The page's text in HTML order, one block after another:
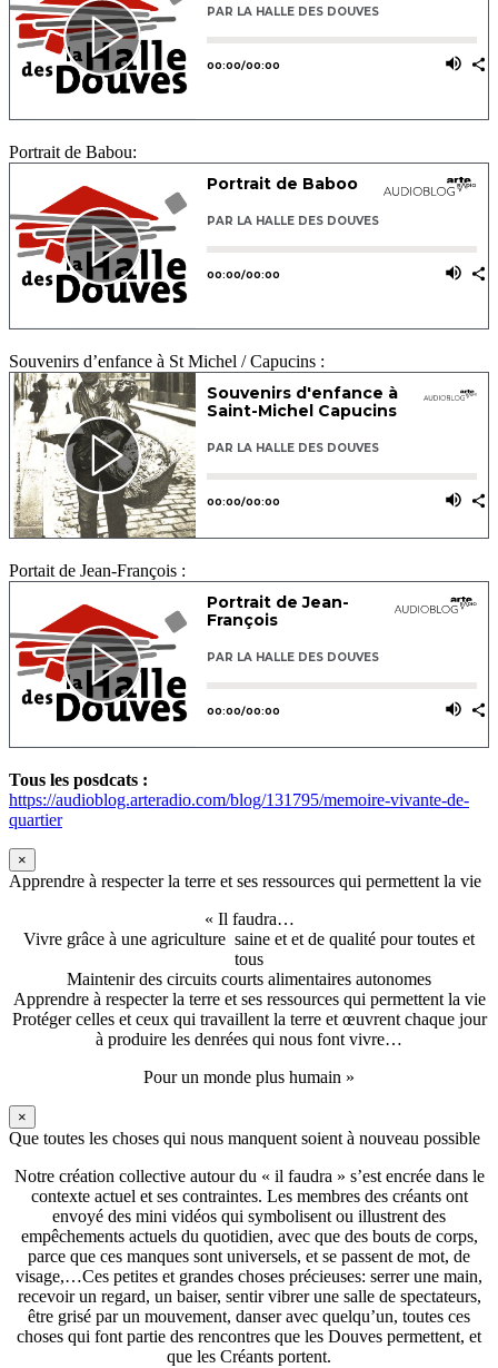
Portrait de Babou:
Souvenirs d’enfance à St Michel / Capucins :
Portait de Jean-François :
Tous les posdcats :
https://audioblog.arteradio.com/blog/131795/memoire-vivante-de-
quartier
×
Apprendre à respecter la terre et ses ressources qui permettent la vie
« Il faudra…
Vivre grâce à une agriculture saine et et de qualité pour toutes et
tous
Maintenir des circuits courts alimentaires autonomes
Apprendre à respecter la terre et ses ressources qui permettent la vie
Protéger celles et ceux qui travaillent la terre et œuvrent chaque jour
à produire les denrées qui nous font vivre…
Pour un monde plus humain »
×
Que toutes les choses qui nous manquent soient à nouveau possible
Notre création collective autour du « il faudra » s’est encrée dans le
contexte actuel et ses contraintes. Les membres des créants ont
envoyé des mini vidéos qui symbolisent ou illustrent des
empêchements actuels du quotidien, avec que des bouts de corps,
parce que ces manques sont universels, et se passent de mot, de
visage,…Ces petites et grandes choses précieuses: serrer une main,
recevoir un regard, un baiser, sentir vibrer une salle de spectateurs,
être grisé par un mouvement, danser avec quelqu’un, toutes ces
choses qui font partie des rencontres que les Douves permettent, et
que les Créants portent.